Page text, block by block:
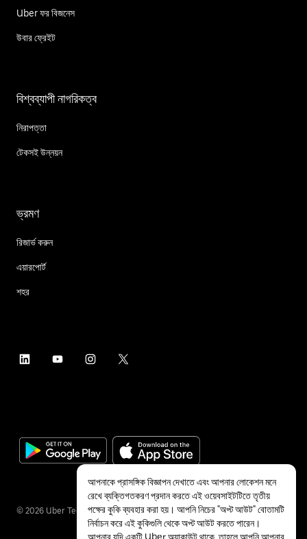
Uber ফর বিজনেস
উবার ফ্রেইট
বিশ্বব্যাপী নাগরিকত্ব
নিরাপত্তা
টেকসই উন্নয়ন
ভ্রমণ
রিজার্ভ করুন
এয়ারপোর্ট
শহর
© 2026 Uber Technologies Inc.
আপনাকে প্রাসঙ্গিক বিজ্ঞাপন দেখাতে এবং আপনার লোকেশন মনে
রেখে ব্যক্তিগতকরণ প্রদান করতে এই ওয়েবসাইটটিতে তৃতীয়
পক্ষের কুকি ব্যবহার করা হয়। আপনি নিচের "অপ্ট আউট" বোতামটি
নির্বাচন করে এই কুকিগুলি থেকে অপ্ট আউট করতে পারেন।